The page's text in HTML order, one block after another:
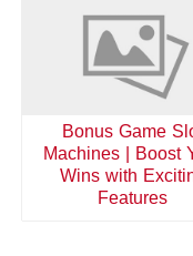
Bonus Game
Machines | Boost
Wins with
Features